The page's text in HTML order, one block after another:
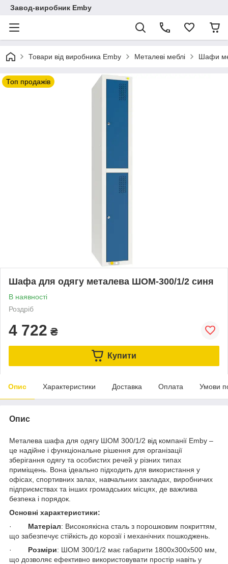
Завод-виробник Emby
Товари від виробника Emby Металеві меблі Шафи
Топ продажів
Шафа для одягу металева ШОМ-300/1/2 синя
В наявності
Роздріб
4 722 ₴
Купити
Опис Характеристики Доставка Оплата Умови
Опис
Металева шафа для одягу ШОМ 300/1/2 від компанії Emby –
це надійне і функціональне рішення для організації
зберігання одягу та особистих речей у різних типах
приміщень. Вона ідеально підходить для використання у
офісах, спортивних залах, навчальних закладах, виробничих
підприємствах та інших громадських місцях, де важлива
безпека і порядок.
Основні характеристики:
· Матеріал: Високоякісна сталь з порошковим покриттям,
що забезпечує стійкість до корозії і механічних пошкоджень.
· Розміри: ШОМ 300/1/2 має габарити 1800х300х500 мм,
що дозволяє ефективно використовувати простір навіть у